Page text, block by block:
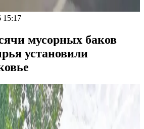
15:17
мусорных баков
установили